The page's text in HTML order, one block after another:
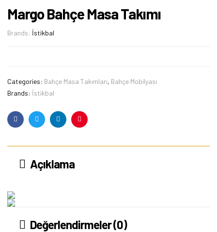
Margo Bahçe Masa Takımı
Brands: İstikbal
Categories: Bahçe Masa Takımları, Bahçe Mobilyası
Brands: İstikbal
FacebookTwitterLinkedinPinterest
Açıklama
Değerlendirmeler (0)